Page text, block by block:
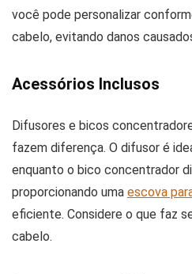
você pode personalizar
cabelo, evitando danos
Acessórios Inclusos
Difusores e bicos
fazem diferença. O difusor é
enquanto o bico concentrador
proporcionando uma escova
eficiente. Considere o que faz
cabelo.